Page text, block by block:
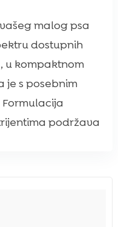
malog psa
dostupnih
u kompaktnom
je s posebnim
podržava